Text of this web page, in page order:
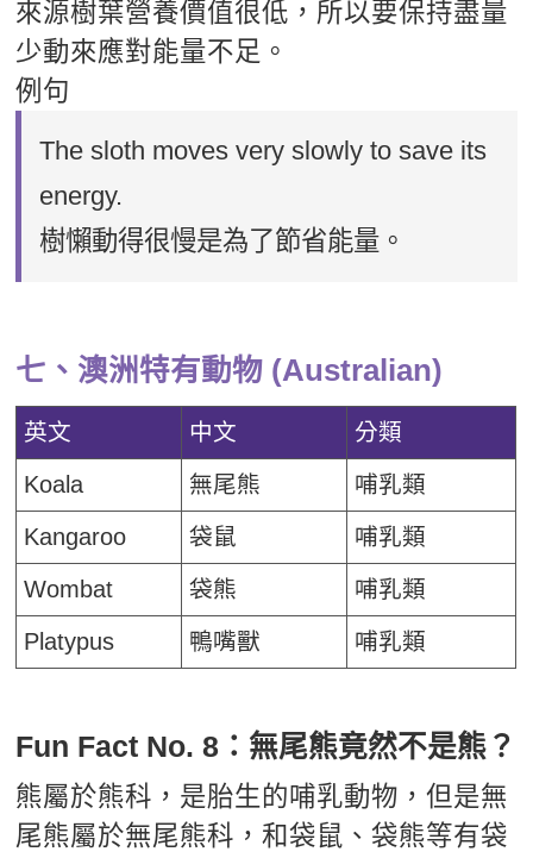
來源樹葉營養價值很低，所以要保持盡量
少動來應對能量不足。
例句
The sloth moves very slowly to save its
energy.
樹懶動得很慢是為了節省能量。
七、澳洲特有動物 (Australian)
英文 中文
分類
Koala
無尾熊
哺乳類
Kangaroo
袋鼠
哺乳類
Wombat
袋熊
哺乳類
Platypus
鴨嘴獸 哺乳類
Fun Fact No. 8：無尾熊竟然不是熊？
熊屬於熊科，是胎生的哺乳動物，但是無
尾熊屬於無尾熊科，和袋鼠、袋熊等有袋